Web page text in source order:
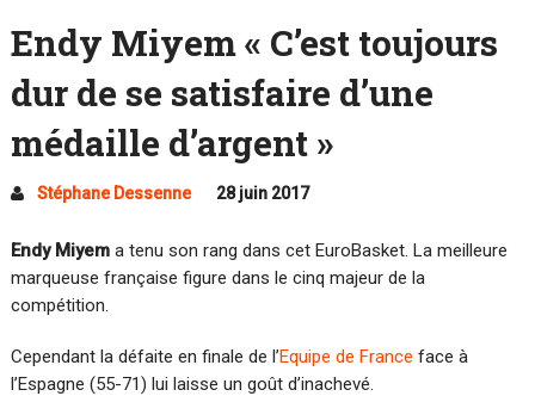
Endy Miyem « C’est toujours
dur de se satisfaire d’une
médaille d’argent »
Stéphane Dessenne 28 juin 2017
Endy Miyema tenu son rang dans cet EuroBasket. La meilleure
marqueuse française figure dans le cinq majeur de la
compétition.
Cependant la défaite en finale de l’Equipe de France face à
l’Espagne (55-71) lui laisse un goût d’inachevé.